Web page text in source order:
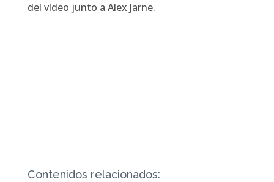
del vídeo junto a Alex Jarne.
Contenidos relacionados: